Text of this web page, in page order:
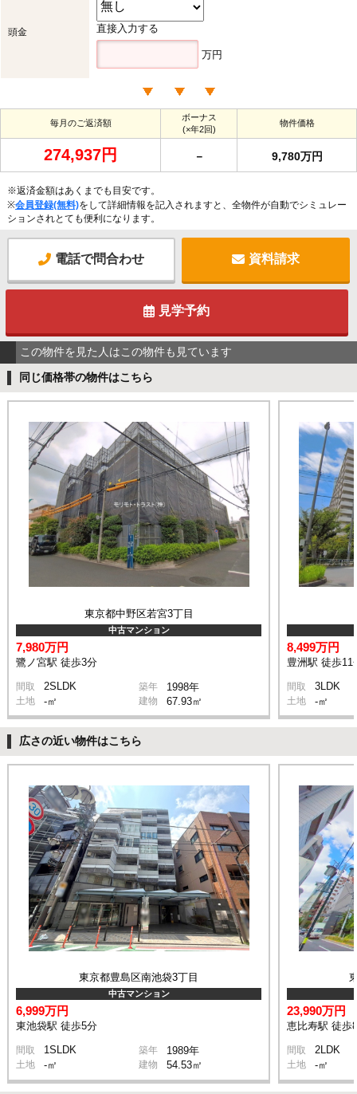
頭金 直接入力する
万円
毎月のご返済額
ボーナス
(×年2回)
物件価格
274,937円 － 9,780万円
※返済金額はあくまでも目安です。
※会員登録(無料)をして詳細情報を記入されますと、全物件が自動でシミュレー
ションされとても便利になります。
電話で問合わせ 資料請求
見学予約
この物件を見た人はこの物件も見ています
同じ価格帯の物件はこちら
東京都中野区若宮3丁目
中古マンション
7,980万円
鷺ノ宮駅 徒歩3分
間取 2SLDK 築年 1998年
土地 -㎡ 建物 67.93㎡
8,499万円
豊洲駅 徒歩11
間取 3LDK
土地 -㎡
広さの近い物件はこちら
東京都豊島区南池袋3丁目
中古マンション
6,999万円
東池袋駅 徒歩5分
間取 1SLDK 築年 1989年
土地 -㎡ 建物 54.53㎡
23,990万円
恵比寿駅 徒歩
間取 2LDK
土地 -㎡